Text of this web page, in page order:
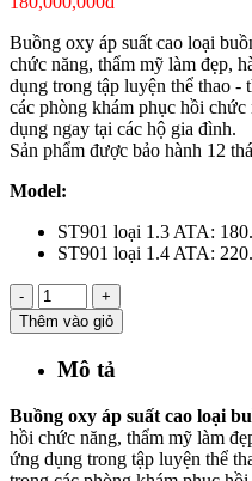
Buồng oxy áp suất cao loại
chức năng, thẩm mỹ làm đẹp,
dụng trong tập luyện thể thao -
các phòng khám phục hồi
dụng ngay tại các hộ gia đình.
Sản phẩm được bảo hành 12
Model:
ST901 loại 1.3 ATA:
ST901 loại 1.4 ATA:
-
+
Thêm vào giỏ
Mô tả
Buồng oxy áp suất cao loại
hồi chức năng, thẩm mỹ làm
ứng dụng trong tập luyện thể